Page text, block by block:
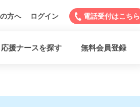
方へ ログイン 電話受付はこちら
応援ナースを探す 無料会員登録